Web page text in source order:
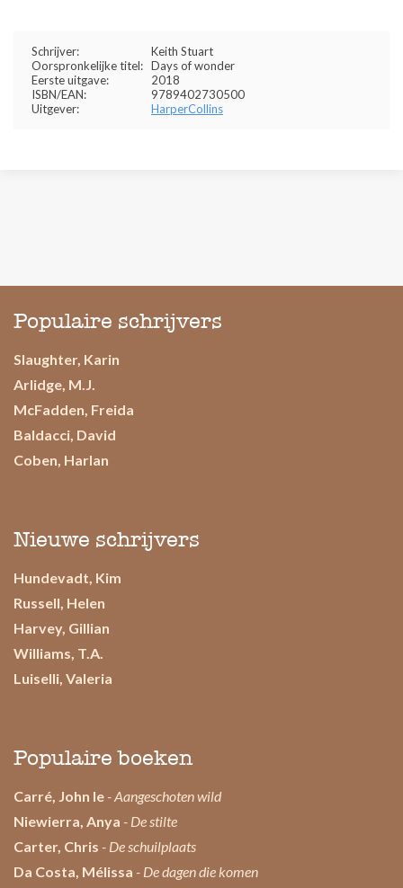
Schrijver:
Keith Stuart
Oorspronkelijke titel: Days of wonder
Eerste uitgave:
2018
ISBN/EAN:
9789402730500
Uitgever:
HarperCollins
Populaire schrijvers
Slaughter, Karin
Arlidge, M.J.
McFadden, Freida
Baldacci, David
Coben, Harlan
Nieuwe schrijvers
Hundevadt, Kim
Russell, Helen
Harvey, Gillian
Williams, T.A.
Luiselli, Valeria
Populaire boeken
Carré, John le - Aangeschoten wild
Niewierra, Anya - De stilte
Carter, Chris - De schuilplaats
Da Costa, Mélissa - De dagen die komen